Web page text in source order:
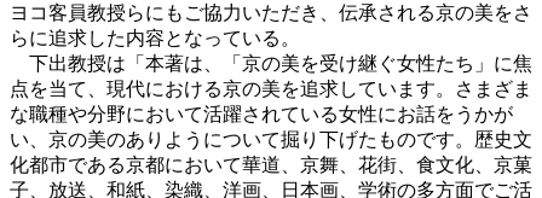
ヨコ客員教授らにもご協力いただき、伝承される京の美をさ
らに追求した内容となっている。
下出教授は「本著は、「京の美を受け継ぐ女性たち」に焦
点を当て、現代における京の美を追求しています。さまざま
な職種や分野において活躍されている女性にお話をうかが
い、京の美のありようについて掘り下げたものです。歴史文
化都市である京都において華道、京舞、花街、食文化、京菓
子、放送、和紙、染織、洋画、日本画、学術の多方面でご活